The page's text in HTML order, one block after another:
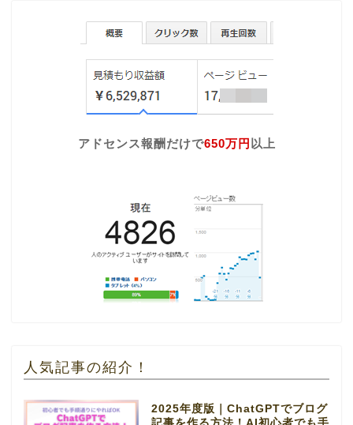
アドセンス報酬だけで650万円 以上
人気記事の紹介！
2025年度版｜ChatGPTでブログ